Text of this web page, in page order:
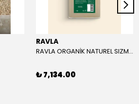
RAVLA
RAVLA ORGANİK NATUREL SIZMA ZEYTİNYAĞI 5L
₺ 7,134.00